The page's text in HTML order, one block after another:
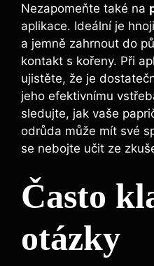
Nezapomeňte také⁢ na
aplikace. Ideální je
a jemně zahrnout do
‍kontakt‌ s kořeny. Při
ujistěte, že je⁤
jeho⁤ efektivnímu
sledujte, jak vaše
odrůda může mít své
se nebojte učit ze
Často‍
otázky